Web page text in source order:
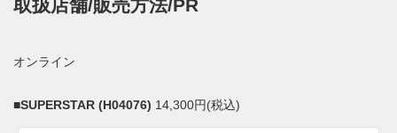
得意とする高性能素材を組み合わせることで、スタイルと快
イオニー)"を使い、アッパーに創造性を象徴するウニッコが
取扱店舗/販売方法/PR
オンライン
■SUPERSTAR (H04076) 14,300円(税込)